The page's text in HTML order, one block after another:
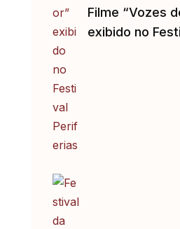
Filme “Vozes
exibido no